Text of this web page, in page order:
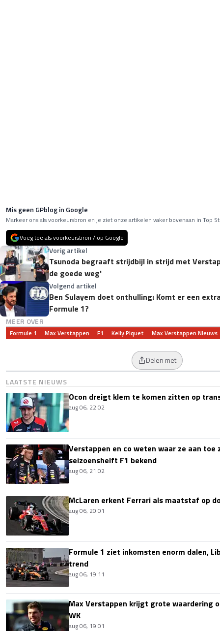
Mis geen GPblog in Google
Markeer ons als voorkeursbron en je ziet onze artikelen vaker bovenaan in Top
Voeg toe als voorkeursbron / op Google
Vorig artikel
Tsunoda begraaft strijdbijl in strijd met
de goede weg'
Volgend artikel
Ben Sulayem doet onthulling: Komt er een
Formule 1?
MEER OVER
Formule 1 Max Verstappen F1 Kelly Piquet Max Verstappen Nieuws
Delen met
LAATSTE NIEUWS
Ocon dreigt klem te komen zitten op
aug 06, 22:02
Verstappen en co weten waar ze aan
seizoenshelft F1 bekend
aug 06, 21:02
McLaren erkent Ferrari als maatstaf op
aug 06, 20:01
Formule 1 ziet inkomsten enorm dalen,
trend
aug 06, 19:11
Max Verstappen krijgt grote waardering
WK
aug 06, 19:01